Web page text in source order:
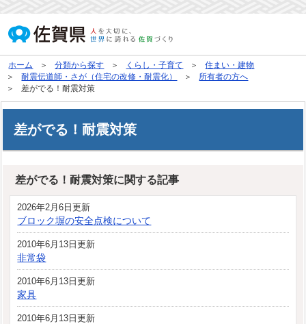
ホーム 分類から探す くらし・子育て
住まい・建物
耐震伝道師・さが（住宅の改修・耐震化）
所有者の方へ
差がでる！耐震対策
差がでる！耐震対策
差がでる！耐震対策に関する記事
2026年2月6日更新
ブロック塀の安全点検について
2010年6月13日更新
非常袋
2010年6月13日更新
家具
2010年6月13日更新